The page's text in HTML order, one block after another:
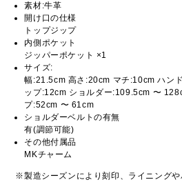
素材:牛革
開け口の仕様
トップジップ
内側ポケット
ジッパーポケット ×1
サイズ:
幅:21.5cm 高さ:20cm マチ:10cm ハン
ップ:12cm ショルダー:109.5cm 〜
プ:52cm 〜 61cm
ショルダーベルトの有無
有(調節可能)
その他付属品
MKチャーム
※製造シーズンにより刻印、ライニング